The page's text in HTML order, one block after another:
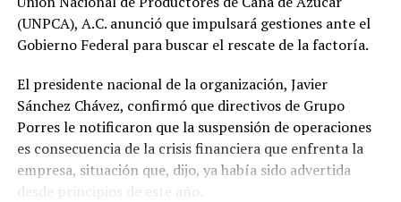
(UNPCA), A.C. anunció que impulsará gestiones ante el
Gobierno Federal para buscar el rescate de la factoría.
El presidente nacional de la organización, Javier
Sánchez Chávez, confirmó que directivos de Grupo
Porres le notificaron que la suspensión de operaciones
es consecuencia de la crisis financiera que enfrenta la
empresa, situación que, dijo, ya había sido advertida
desde principios de este año.